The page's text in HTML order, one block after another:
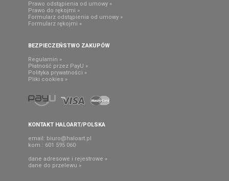
Prawo odstąpienia od umowy »
Prawo do rękojmi »
Formularz odstąpienia od umowy »
Formularz rękojmi »
BEZPIECZEŃSTWO ZAKUPÓW
Regulamin »
Płatność przez PayU »
Polityka prywatności »
Pliki cookies »
KONTAKT HALOART/POLSKA
email: biuro@haloart.pl
kom.: 601 595 060
dane adresowe i rejestrowe »
dane do przelewu »